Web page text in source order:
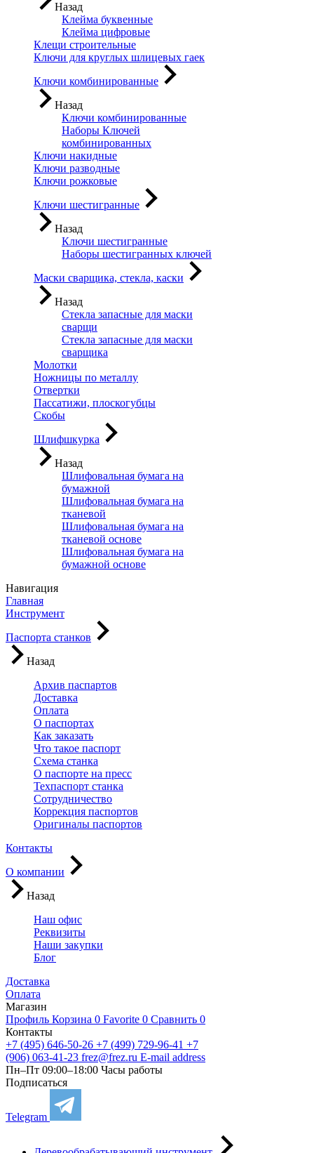
Назад
Клейма буквенные
Клейма цифровые
Клещи строительные
Ключи для круглых шлицевых гаек
Ключи комбинированные
Назад
Ключи комбинированные
Наборы Ключей
комбинированных
Ключи накидные
Ключи разводные
Ключи рожковые
Ключи шестигранные
Назад
Ключи шестигранные
Наборы шестигранных ключей
Маски сварщика, стекла, каски
Назад
Стекла запасные для маски
сварщи
Стекла запасные для маски
сварщика
Молотки
Ножницы по металлу
Отвертки
Пассатижи, плоскогубцы
Скобы
Шлифшкурка
Назад
Шлифовальная бумага на
бумажной
Шлифовальная бумага на
тканевой
Шлифовальная бумага на
тканевой основе
Шлифовальная бумага на
бумажной основе
Навигация
Главная
Инструмент
Паспорта станков
Назад
Архив паспартов
Доставка
Оплата
О паспортах
Как заказать
Что такое паспорт
Схема станка
О паспорте на пресс
Техпаспорт станка
Сотрудничество
Коррекция паспортов
Оригиналы паспортов
Контакты
О компании
Назад
Наш офис
Реквизиты
Наши закупки
Блог
Доставка
Оплата
Магазин
Профиль Корзина 0 Favorite 0 Сравнить 0
Контакты
+7 (495) 646-50-26 +7 (499) 729-96-41 +7
(906) 063-41-23 frez@frez.ru E-mail address
Пн–Пт 09:00–18:00 Часы работы
Подписаться
Telegram